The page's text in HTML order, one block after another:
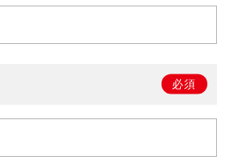
必須